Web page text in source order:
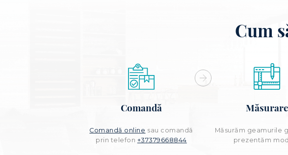
Cum
Comandă
Comandă online sau comandă
prin telefon +37379668844
Măsurare
Măsurăm geamurile
prezentăm